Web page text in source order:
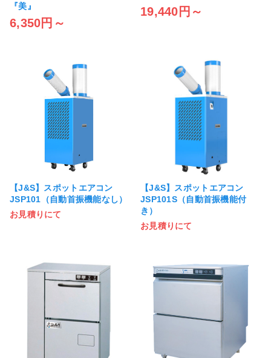
『美』
6,350円～
19,440円～
【J&S】スポットエアコン
JSP101（自動首振機能なし）
お見積りにて
【J&S】スポットエアコン
JSP101S（自動首振機能付
き）
お見積りにて